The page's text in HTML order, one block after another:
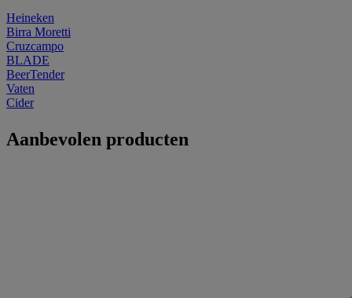
Heineken
Birra Moretti
Cruzcampo
BLADE
BeerTender
Vaten
Cider
Aanbevolen producten